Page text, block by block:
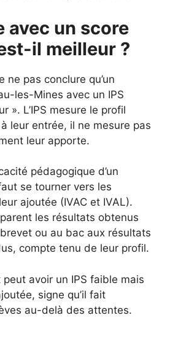
avec un score
il meilleur ?
ne pas conclure qu’un
les-Mines avec un IPS
». L’IPS mesure le profil
leur entrée, il ne mesure pas
leur apporte.
pédagogique d’un
se tourner vers les
ajoutée (IVAC et IVAL).
les résultats obtenus
ou au bac aux résultats
compte tenu de leur profil.
avoir un IPS faible mais
signe qu’il fait
au-delà des attentes.